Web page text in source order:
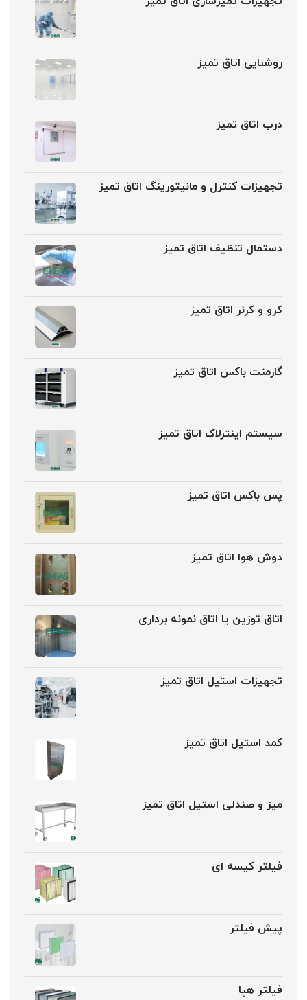
روشنایی اتاق تمیز
درب اتاق تمیز
تجهیزات کنترل و مانیتورینگ اتاق تمیز
دستمال تنظیف اتاق تمیز
کرو و کرنر اتاق تمیز
گارمنت باکس اتاق تمیز
سیستم اینترلاک اتاق تمیز
پس باکس اتاق تمیز
دوش هوا اتاق تمیز
اتاق توزین یا اتاق نمونه برداری
تجهیزات استیل اتاق تمیز
کمد استیل اتاق تمیز
میز و صندلی استیل اتاق تمیز
فیلتر کیسه ای
پیش فیلتر
فیلتر هپا